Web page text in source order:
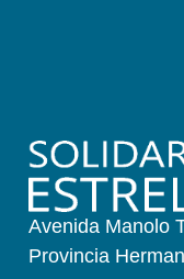
Avenida Manolo
Provincia